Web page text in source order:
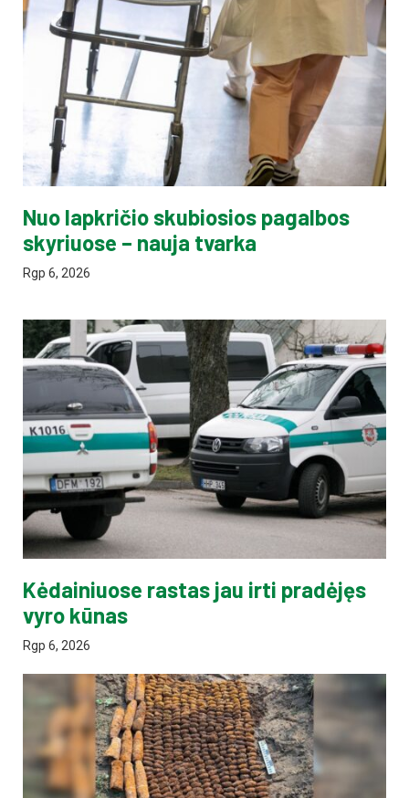
Nuo lapkričio skubiosios pagalbos
skyriuose – nauja tvarka
Rgp 6, 2026
Kėdainiuose rastas jau irti pradėjęs
vyro kūnas
Rgp 6, 2026